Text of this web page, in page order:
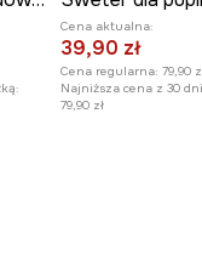
Cena aktualna:
39,90 zł
Cena regularna: 79,90
Najniższa cena z 30
79,90 zł